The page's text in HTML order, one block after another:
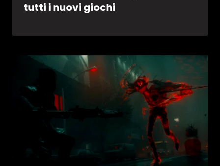
tutti i nuovi giochi